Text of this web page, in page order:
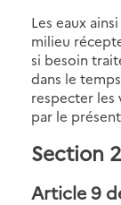
Les eaux
milieu
si besoin
dans le
respecter les
par le
Section
Article 9